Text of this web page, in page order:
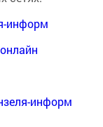
информ
информ